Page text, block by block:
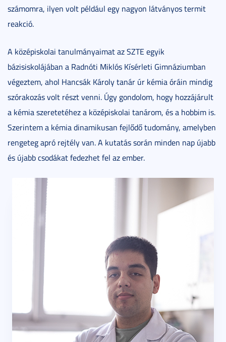
számomra, ilyen volt például egy nagyon látványos termit
reakció.
A középiskolai tanulmányaimat az SZTE egyik
bázisiskolájában a Radnóti Miklós Kísérleti Gimnáziumban
végeztem, ahol Hancsák Károly tanár úr kémia óráin mindig
szórakozás volt részt venni. Úgy gondolom, hogy hozzájárult
a kémia szeretetéhez a középiskolai tanárom, és a hobbim is.
Szerintem a kémia dinamikusan fejlődő tudomány, amelyben
rengeteg apró rejtély van. A kutatás során minden nap újabb
és újabb csodákat fedezhet fel az ember.